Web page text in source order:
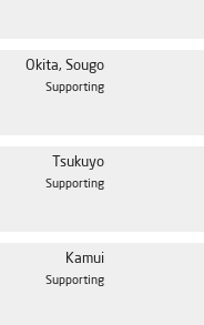
Okita, Sougo
Supporting
Tsukuyo
Supporting
Kamui
Supporting